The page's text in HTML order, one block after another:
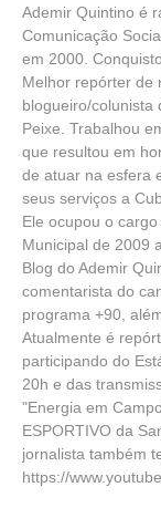
Ademir Quintino é
Comunicação
em 2000.
Melhor repórter de
blogueiro/colunista
Peixe. Trabalhou
que resultou em
de atuar na esfera
seus serviços a
Ele ocupou o
Municipal de 2009
Blog do Ademir
comentarista do
programa +90,
Atualmente é
participando do
20h e das
"Energia em
ESPORTIVO da
jornalista também
https://